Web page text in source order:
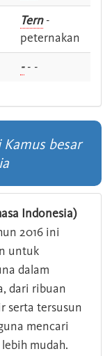
Tern-
peternakan
-- -
besar
Indonesia)
2016 ini
untuk
dalam
dari ribuan
serta tersusun
mencari
mudah.